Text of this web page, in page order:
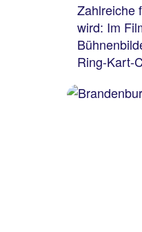
Zahlreiche
wird: Im
Ring-Kart-